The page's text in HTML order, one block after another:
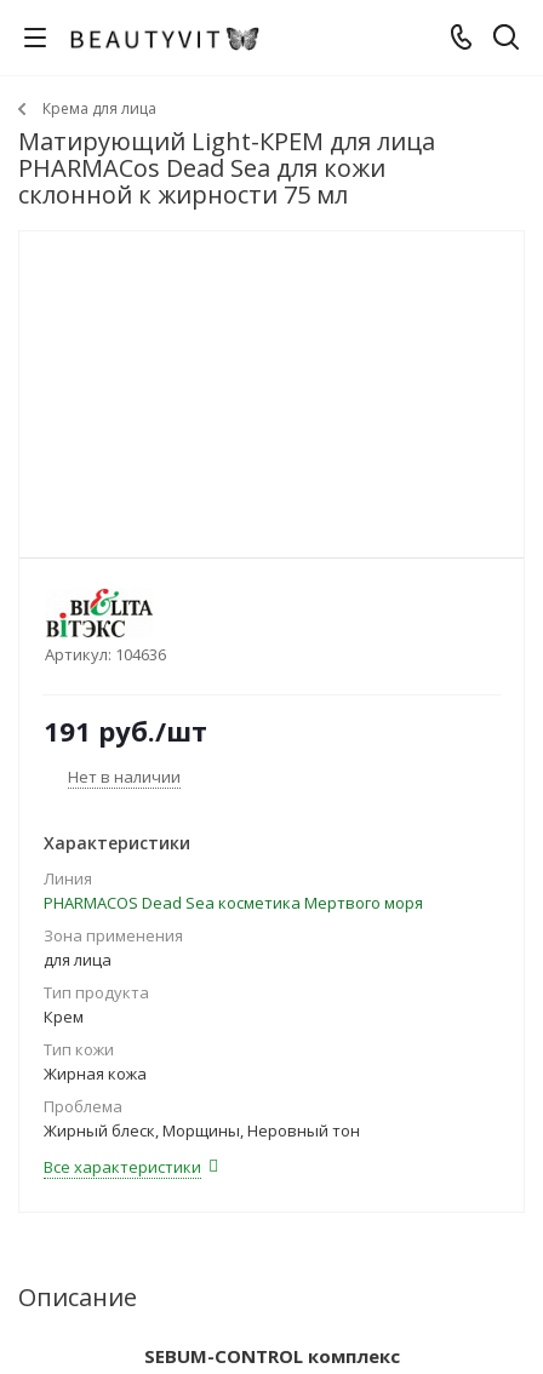
Крема для лица
Матирующий Light-КРЕМ для лица
PHARMACos Dead Sea для кожи
склонной к жирности 75 мл
Артикул: 104636
191 руб./шт
Нет в наличии
Характеристики
Линия
PHARMACOS Dead Sea косметика Мертвого моря
Зона применения
для лица
Тип продукта
Крем
Тип кожи
Жирная кожа
Проблема
Жирный блеск, Морщины, Неровный тон
Все характеристики
Описание
SEBUM-CONTROL комплекс